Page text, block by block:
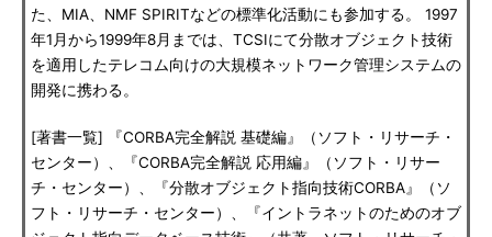
た、MIA、NMF SPIRITなどの標準化活動にも参加する。 1997
年1月から1999年8月までは、TCSIにて分散オブジェクト技術
を適用したテレコム向けの大規模ネットワーク管理システムの
開発に携わる。
[著書一覧] 『CORBA完全解説 基礎編』（ソフト・リサーチ・
センター）、『CORBA完全解説 応用編』（ソフト・リサー
チ・センター）、『分散オブジェクト指向技術CORBA』（ソ
フト・リサーチ・センター）、『イントラネットのためのオブ